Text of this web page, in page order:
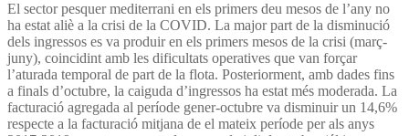
El sector pesquer mediterrani en els primers deu mesos de l’any no
ha estat aliè a la crisi de la COVID. La major part de la disminució
dels ingressos es va produir en els primers mesos de la crisi (març-
juny), coincidint amb les dificultats operatives que van forçar
l’aturada temporal de part de la flota. Posteriorment, amb dades fins
a finals d’octubre, la caiguda d’ingressos ha estat més moderada. La
facturació agregada al període gener-octubre va disminuir un 14,6%
respecte a la facturació mitjana de el mateix període per als anys